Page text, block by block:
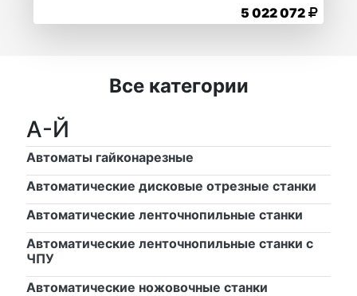
5 022 072
Все категории
А-Й
Автоматы гайконарезные
Автоматические дисковые отрезные станки
Автоматические ленточнопильные станки
Автоматические ленточнопильные станки с
ЧПУ
Автоматические ножовочные станки